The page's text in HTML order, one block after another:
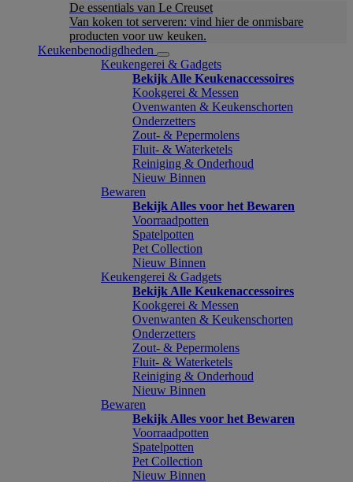
De essentials van Le Creuset
Van koken tot serveren: vind hier de onmisbare
producten voor uw keuken.
Keukenbenodigdheden
Keukengerei & Gadgets
Bekijk Alle Keukenaccessoires
Kookgerei & Messen
Ovenwanten & Keukenschorten
Onderzetters
Zout- & Pepermolens
Fluit- & Waterketels
Reiniging & Onderhoud
Nieuw Binnen
Bewaren
Bekijk Alles voor het Bewaren
Voorraadpotten
Spatelpotten
Pet Collection
Nieuw Binnen
Keukengerei & Gadgets
Bekijk Alle Keukenaccessoires
Kookgerei & Messen
Ovenwanten & Keukenschorten
Onderzetters
Zout- & Pepermolens
Fluit- & Waterketels
Reiniging & Onderhoud
Nieuw Binnen
Bewaren
Bekijk Alles voor het Bewaren
Voorraadpotten
Spatelpotten
Pet Collection
Nieuw Binnen